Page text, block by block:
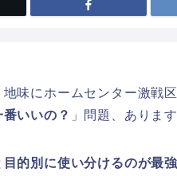
味にホームセンター激戦区
いいの？ 」問題、ありま
目的別に使い分けるのが最強